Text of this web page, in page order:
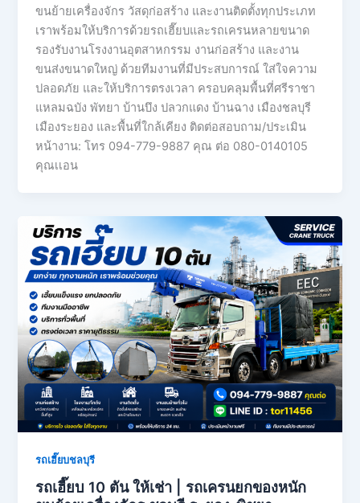
ขนย้ายเครื่องจักร วัสดุก่อสร้าง และงานติดตั้งทุกประเภท
เราพร้อมให้บริการด้วยรถเฮี๊ยบและรถเครนหลายขนาด
รองรับงานโรงงานอุตสาหกรรม งานก่อสร้าง และงาน
ขนส่งขนาดใหญ่ ด้วยทีมงานที่มีประสบการณ์ ใส่ใจความ
ปลอดภัย และให้บริการตรงเวลา ครอบคลุมพื้นที่ศรีราชา
แหลมฉบัง พัทยา บ้านบึง ปลวกแดง บ้านฉาง เมืองชลบุรี
เมืองระยอง และพื้นที่ใกล้เคียง ติดต่อสอบถาม/ประเมิน
หน้างาน: โทร 094-779-9887 คุณ ต่อ 080-0140105
คุณเเอน
รถเฮี๊ยบชลบุรี
รถเฮี๊ยบ 10 ตัน ให้เช่า | รถเครนยกของหนัก